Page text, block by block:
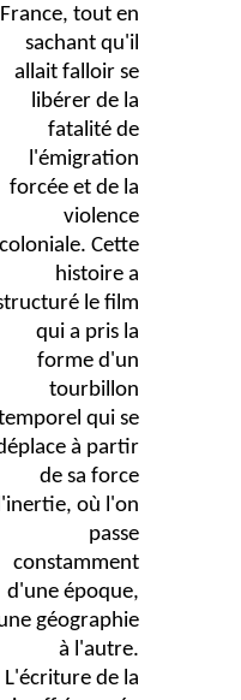
France, tout en
sachant qu'il
allait falloir se
libérer de la
fatalité de
l'émigration
forcée et de la
violence
coloniale. Cette
histoire a
le film
qui a pris la
forme d'un
tourbillon
qui se
à partir
de sa force
où l'on
passe
constamment
d'une époque,
géographie
à l'autre.
L'écriture de la